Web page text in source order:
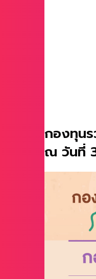
กองทุน
ณ วันที่